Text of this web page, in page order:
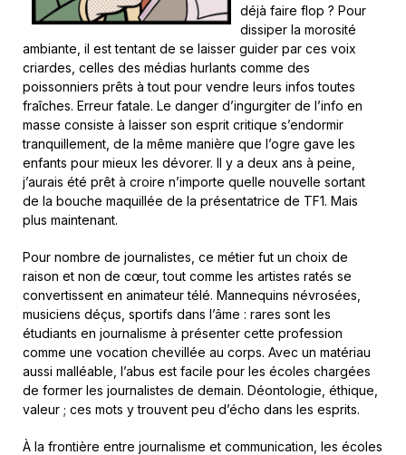
déjà faire flop ? Pour
dissiper la morosité
ambiante, il est tentant de se laisser guider par ces voix
criardes, celles des médias hurlants comme des
poissonniers prêts à tout pour vendre leurs infos toutes
fraîches. Erreur fatale. Le danger d’ingurgiter de l’info en
masse consiste à laisser son esprit critique s’endormir
tranquillement, de la même manière que l’ogre gave les
enfants pour mieux les dévorer. Il y a deux ans à peine,
j’aurais été prêt à croire n’importe quelle nouvelle sortant
de la bouche maquillée de la présentatrice de TF1. Mais
plus maintenant.
Pour nombre de journalistes, ce métier fut un choix de
raison et non de cœur, tout comme les artistes ratés se
convertissent en animateur télé. Mannequins névrosées,
musiciens déçus, sportifs dans l’âme : rares sont les
étudiants en journalisme à présenter cette profession
comme une vocation chevillée au corps. Avec un matériau
aussi malléable, l’abus est facile pour les écoles chargées
de former les journalistes de demain. Déontologie, éthique,
valeur ; ces mots y trouvent peu d’écho dans les esprits.
À la frontière entre journalisme et communication, les écoles